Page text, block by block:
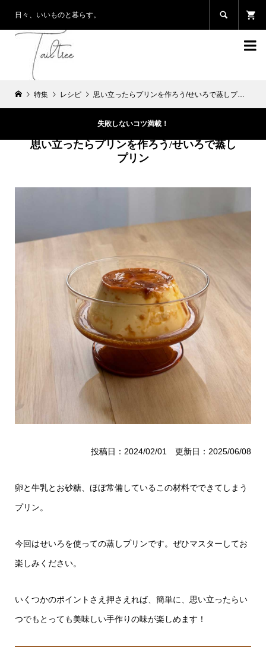
日々、いいものと暮らす。 

特集 レシピ 思い立ったらプリンを作ろう/せいろで蒸しプリン
失敗しないコツ満載！
思い立ったらプリンを作ろう/せいろで蒸し
プリン
投稿日：2024/02/01 更新日：2025/06/08
卵と牛乳とお砂糖、ほぼ常備しているこの材料でできてしまう
プリン。
今回はせいろを使っての蒸しプリンです。ぜひマスターしてお
楽しみください。
いくつかのポイントさえ押さえれば、簡単に、思い立ったらい
つでもとっても美味しい手作りの味が楽しめます！